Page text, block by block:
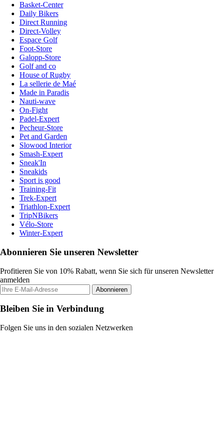
Basket-Center
Daily Bikers
Direct Running
Direct-Volley
Espace Golf
Foot-Store
Galopp-Store
Golf and co
House of Rugby
La sellerie de Maé
Made in Paradis
Nauti-wave
On-Fight
Padel-Expert
Pecheur-Store
Pet and Garden
Slowood Interior
Smash-Expert
Sneak'In
Sneakids
Sport is good
Training-Fit
Trek-Expert
Triathlon-Expert
TripNBikers
Vélo-Store
Winter-Expert
Abonnieren Sie unseren Newsletter
Profitieren Sie von 10% Rabatt, wenn Sie sich für unseren Newsletter
anmelden
Abonnieren
Bleiben Sie in Verbindung
Folgen Sie uns in den sozialen Netzwerken